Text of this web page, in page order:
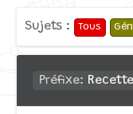
Sujets : Tous
Préfixe: Recette